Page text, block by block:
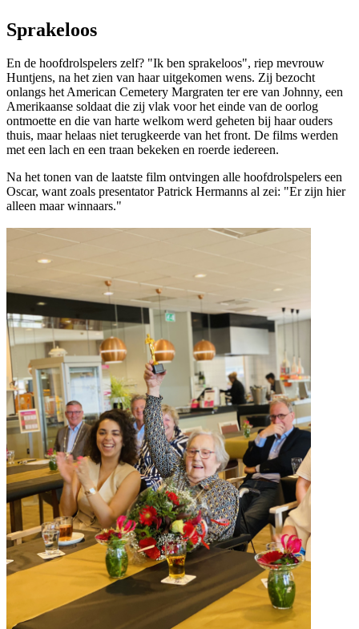
Sprakeloos
En de hoofdrolspelers zelf? "Ik ben sprakeloos", riep mevrouw
Huntjens, na het zien van haar uitgekomen wens. Zij bezocht
onlangs het American Cemetery Margraten ter ere van Johnny, een
Amerikaanse soldaat die zij vlak voor het einde van de oorlog
ontmoette en die van harte welkom werd geheten bij haar ouders
thuis, maar helaas niet terugkeerde van het front. De films werden
met een lach en een traan bekeken en roerde iedereen.
Na het tonen van de laatste film ontvingen alle hoofdrolspelers een
Oscar, want zoals presentator Patrick Hermanns al zei: "Er zijn hier
alleen maar winnaars."